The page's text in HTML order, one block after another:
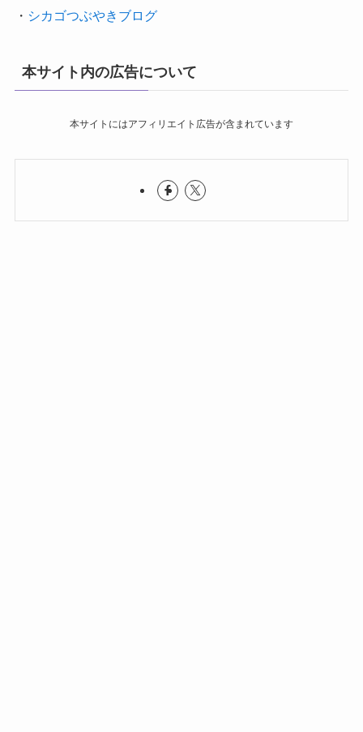
・ シカゴつぶやきブログ
本サイト内の広告について
本サイトにはアフィリエイト広告が含まれています